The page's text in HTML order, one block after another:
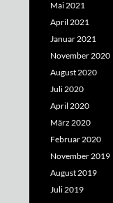
Mai 2021
April 2021
Januar 2021
November 2020
August 2020
Juli 2020
April 2020
März 2020
Februar 2020
November 2019
August 2019
Juli 2019